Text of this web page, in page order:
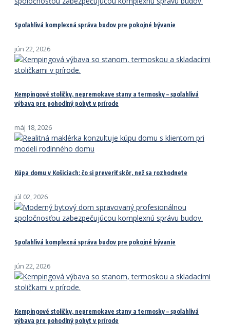
Spoľahlivá komplexná správa budov pre pokojné bývanie
jún 22, 2026
Kempingové stoličky, nepremokave stany a termosky – spoľahlivá
výbava pre pohodlný pobyt v prírode
máj 18, 2026
Kúpa domu v Košiciach: čo si preveriť skôr, než sa rozhodnete
júl 02, 2026
Spoľahlivá komplexná správa budov pre pokojné bývanie
jún 22, 2026
Kempingové stoličky, nepremokave stany a termosky – spoľahlivá
výbava pre pohodlný pobyt v prírode